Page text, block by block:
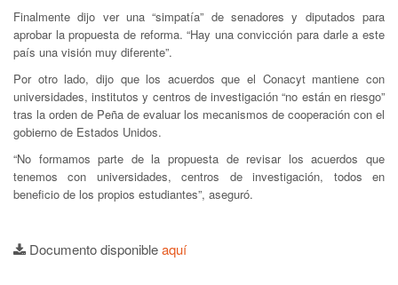
Finalmente dijo ver una “simpatía” de senadores y diputados para
aprobar la propuesta de reforma. “Hay una convicción para darle a este
país una visión muy diferente”.
Por otro lado, dijo que los acuerdos que el Conacyt mantiene con
universidades, institutos y centros de investigación “no están en riesgo”
tras la orden de Peña de evaluar los mecanismos de cooperación con el
gobierno de Estados Unidos.
“No formamos parte de la propuesta de revisar los acuerdos que
tenemos con universidades, centros de investigación, todos en
beneficio de los propios estudiantes”, aseguró.
Documento disponibleaquí